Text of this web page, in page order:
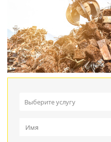
Выберите услугу